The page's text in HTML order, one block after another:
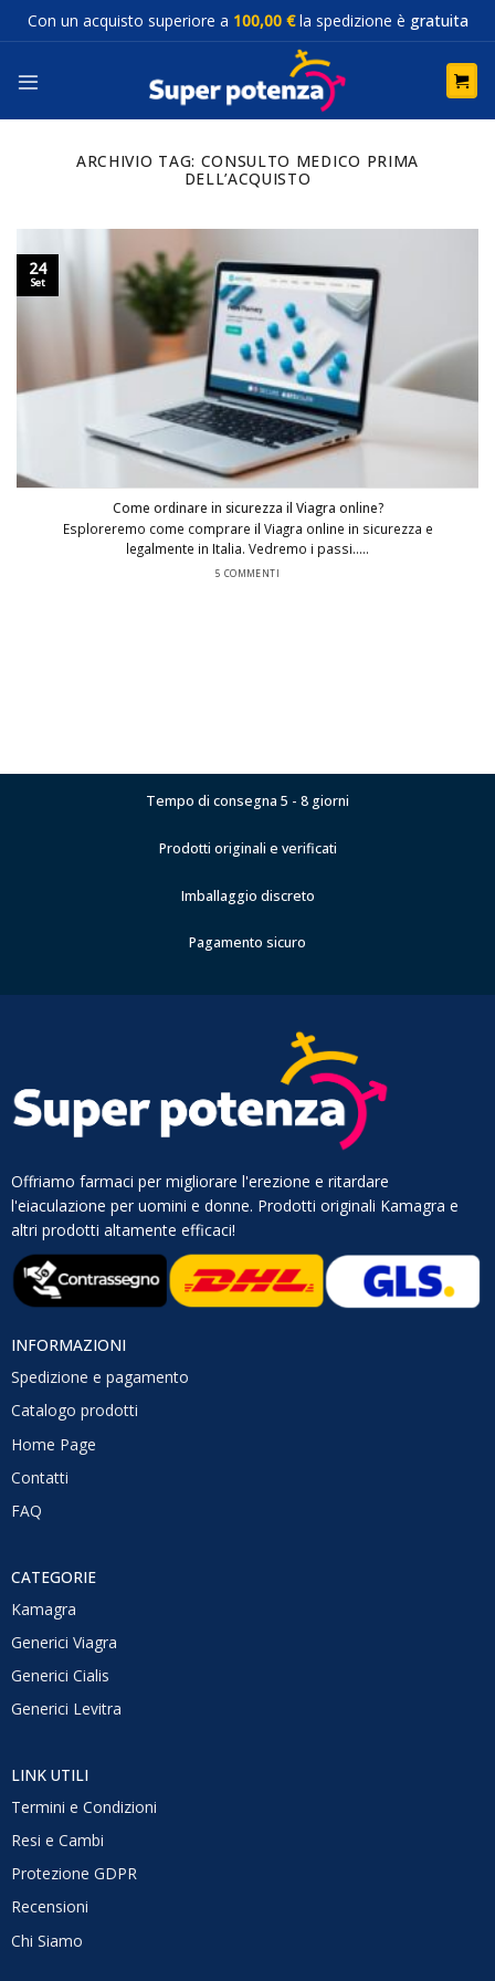
SaltaCon un acquisto superiore a 100,00 €la spedizione è gratuita
ARCHIVIO TAG: CONSULTO MEDICO PRIMA
DELL’ACQUISTO
Come ordinare in sicurezza il Viagra online?
Esploreremo come comprare il Viagra online in sicurezza e
legalmente in Italia. Vedremo i passi.....
5 COMMENTI
24
Set
Tempo di consegna 5 - 8 giorni
Prodotti originali e verificati
Imballaggio discreto
Pagamento sicuro
Offriamo farmaci per migliorare l'erezione e ritardare
l'eiaculazione per uomini e donne. Prodotti originali Kamagra e
altri prodotti altamente efficaci!
INFORMAZIONI
Spedizione e pagamento
Catalogo prodotti
Home Page
Contatti
FAQ
CATEGORIE
Kamagra
Generici Viagra
Generici Cialis
Generici Levitra
LINK UTILI
Termini e Condizioni
Resi e Cambi
Protezione GDPR
Recensioni
Chi Siamo